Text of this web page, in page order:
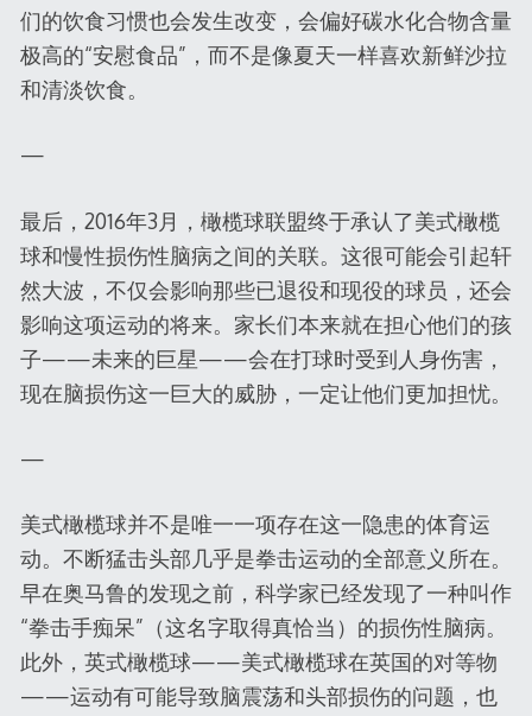
们的饮食习惯也会发生改变，会偏好碳水化合物含量
极高的“安慰食品”，而不是像夏天一样喜欢新鲜沙拉
和清淡饮食。
—
最后，2016年3月，橄榄球联盟终于承认了美式橄榄
球和慢性损伤性脑病之间的关联。这很可能会引起轩
然大波，不仅会影响那些已退役和现役的球员，还会
影响这项运动的将来。家长们本来就在担心他们的孩
子——未来的巨星——会在打球时受到人身伤害，
现在脑损伤这一巨大的威胁，一定让他们更加担忧。
—
美式橄榄球并不是唯一一项存在这一隐患的体育运
动。不断猛击头部几乎是拳击运动的全部意义所在。
早在奥马鲁的发现之前，科学家已经发现了一种叫作
“拳击手痴呆”（这名字取得真恰当）的损伤性脑病。
此外，英式橄榄球——美式橄榄球在英国的对等物
——运动有可能导致脑震荡和头部损伤的问题，也